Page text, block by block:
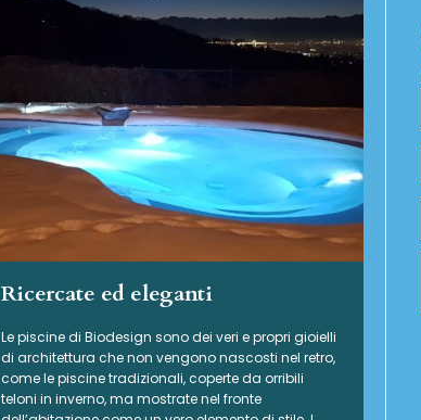
Ricercate ed eleganti
Le piscine di Biodesign sono dei veri e propri gioielli
di architettura che non vengono nascosti nel retro,
come le piscine tradizionali, coperte da orribili
teloni in inverno, ma mostrate nel fronte